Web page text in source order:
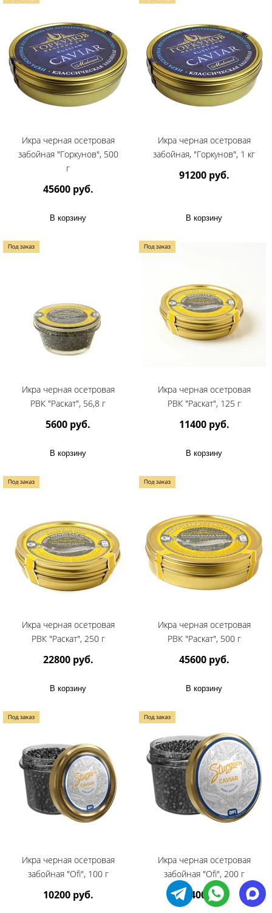
Икра черная осетровая
забойная "Горкунов", 500
г
45600 руб.
В корзину
Икра черная осетровая
забойная, "Горкунов", 1 кг
91200 руб.
В корзину
Икра черная осетровая
РВК "Раскат", 56,8 г
5600 руб.
В корзину
Икра черная осетровая
РВК "Раскат", 125 г
11400 руб.
В корзину
Икра черная осетровая
РВК "Раскат", 250 г
22800 руб.
В корзину
Икра черная осетровая
РВК "Раскат", 500 г
45600 руб.
В корзину
Икра черная осетровая
забойная "Ofi", 100 г
10200 руб.
Икра черная осетровая
забойная "Ofi", 200 г
20400 руб.